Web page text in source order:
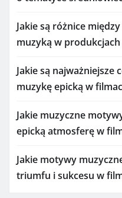
Jakie są różnice
muzyką w
Jakie są najważniejsze
muzykę epicką w
Jakie muzyczne
epicką atmosferę w
Jakie motywy
triumfu i sukcesu w